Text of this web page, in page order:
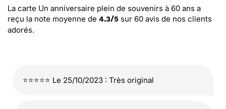
La carte Un anniversaire plein de souvenirs à 60 ans a
reçu la note moyenne de 4.3/5 sur 60 avis de nos clients
adorés.
⭐⭐⭐⭐⭐ Le 25/10/2023 : Très original